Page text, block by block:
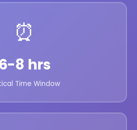
⏰
6-8 hrs
Time Window